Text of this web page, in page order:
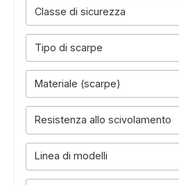
Classe di sicurezza
Tipo di scarpe
Materiale (scarpe)
Resistenza allo scivolamento
Linea di modelli